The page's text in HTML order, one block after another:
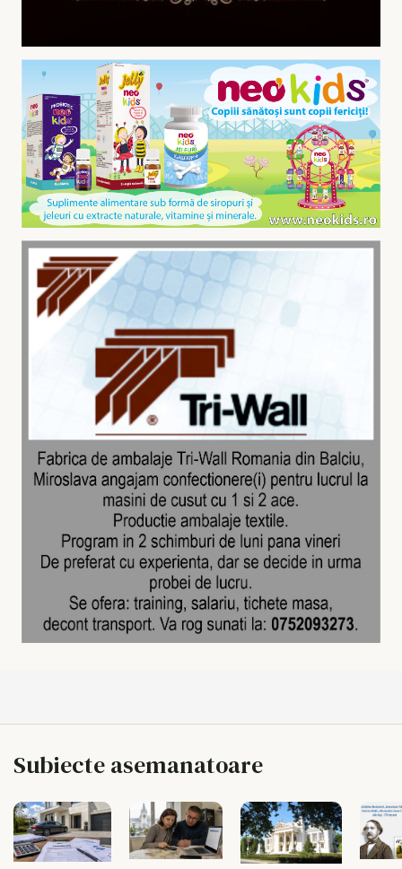
Subiecte asemanatoare